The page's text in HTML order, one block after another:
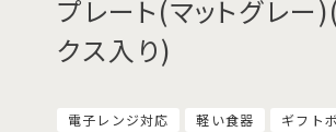
プレート(マットグレー
クス入り)
電子レンジ対応 軽い食器 ギフト